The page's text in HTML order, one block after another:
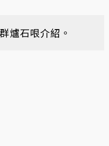
爐石哏介紹。